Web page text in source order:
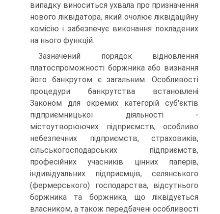
випадку виноситься ухвала про призначення
нового ліквідатора, який очолює ліквідаційну
комісію і забезпечує виконання покладених
на нього функцій.
Зазначений порядок відновлення
платоспроможності боржника або визнання
його банкрутом є загальним. Особливості
процедури банкрутства встановлені
Законом для окремих категорій суб'єктів
підприємницької діяльності -
містоутворюючих підприємств, особливо
небезпечних підприємств, страховиків,
сільськогосподарських підприємств,
професійних учасників цінних паперів,
індивідуальних підприємців, селянського
(фермерського) господарства, відсутнього
боржника та боржника, що ліквідується
власником, а також передбачені особливості